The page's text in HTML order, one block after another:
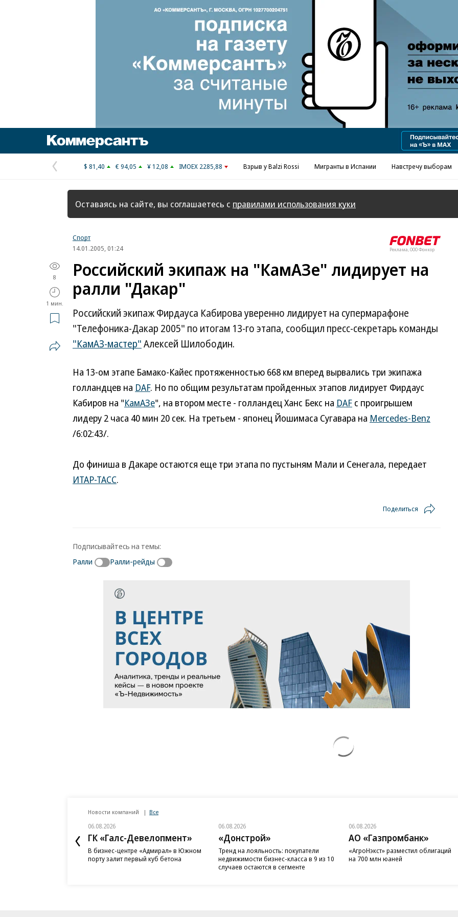
Реклама в «Ъ» www.kommersant.ru/ad
Предыдущая
страница
$ 81,40 € 94,05 ¥ 12,08 IMOEX 2285,88 Взрыв у Balzi Rossi Мигранты в Испании Навстречу выборам
Оставаясь на сайте, вы соглашаетесь с правилами использования куки
Реклама, ООО Фонкор
Спорт
14.01.2005, 01:24
8
1 мин.
Российский экипаж на "КамАЗе" лидирует на
ралли "Дакар"
Российский экипаж Фирдауса Кабирова уверенно лидирует на супермарафоне
"Телефоника-Дакар 2005" по итогам 13-го этапа, сообщил пресс-секретарь команды
"КамАЗ-мастер"Алексей Шилободин.
На 13-ом этапе Бамако-Кайес протяженностью 668 км вперед вырвались три экипажа
голландцев на DAF. Но по общим результатам пройденных этапов лидирует Фирдаус
Кабиров на "КамАЗе", на втором месте - голландец Ханс Бекс на DAF с проигрышем
лидеру 2 часа 40 мин 20 сек. На третьем - японец Йошимаса Сугавара на Mercedes-Benz
/6:02:43/.
До финиша в Дакаре остаются еще три этапа по пустыням Мали и Сенегала, передает
ИТАР-ТАСС.
Поделиться
Подписывайтесь на темы:
Ралли
Ралли-рейды
Новости компаний Все
06.08.2026
ГК «Галс-Девелопмент»
В бизнес-центре «Адмирал» в Южном
порту залит первый куб бетона
06.08.2026
«Донстрой»
Тренд на лояльность: покупатели
недвижимости бизнес-класса в 9 из 10
случаев остаются в сегменте
06.08.2026
АО «Газпромбанк»
«АгроНэкст» разместил облигаций
на 700 млн юаней